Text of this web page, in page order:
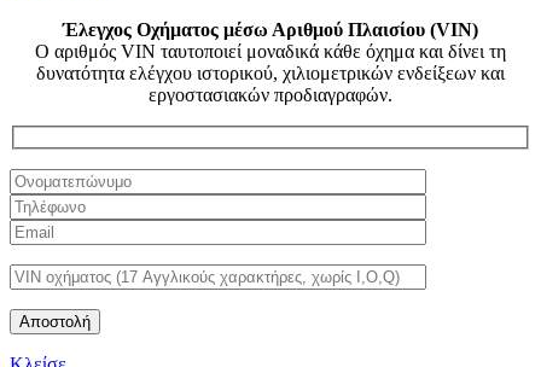
Έλεγχος Οχήματος μέσω Αριθμού Πλαισίου (VIN)
Ο αριθμός VIN ταυτοποιεί μοναδικά κάθε όχημα και δίνει τη
δυνατότητα ελέγχου ιστορικού, χιλιομετρικών ενδείξεων και
εργοστασιακών προδιαγραφών.